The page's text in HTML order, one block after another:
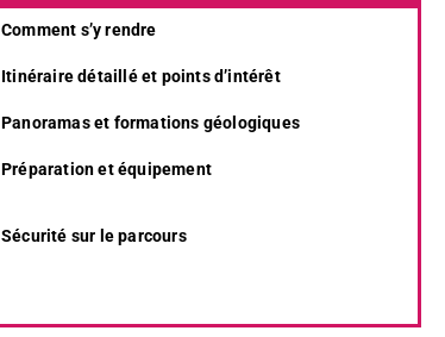
Comment s’y rendre
Itinéraire détaillé et points d’intérêt
Panoramas et formations géologiques
Préparation et équipement
Sécurité sur le parcours